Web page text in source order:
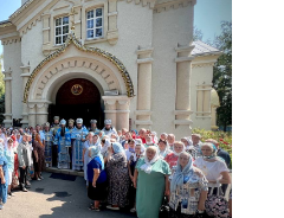
радості та
у подальшому
[…]